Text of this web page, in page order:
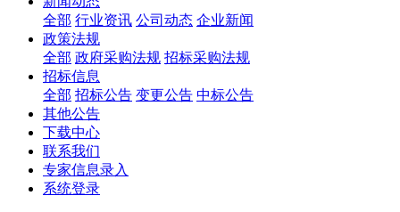
全部 行业资讯 公司动态 企业新闻
政策法规
全部 政府采购法规 招标采购法规
招标信息
全部 招标公告 变更公告 中标公告
其他公告
下载中心
联系我们
专家信息录入
系统登录